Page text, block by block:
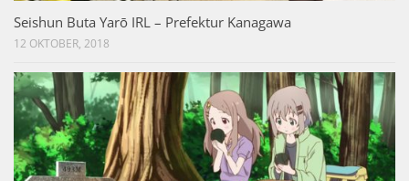
Seishun Buta Yarō IRL – Prefektur Kanagawa
12 OKTOBER, 2018